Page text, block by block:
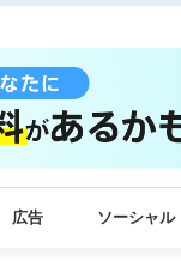
広告 ソーシャル